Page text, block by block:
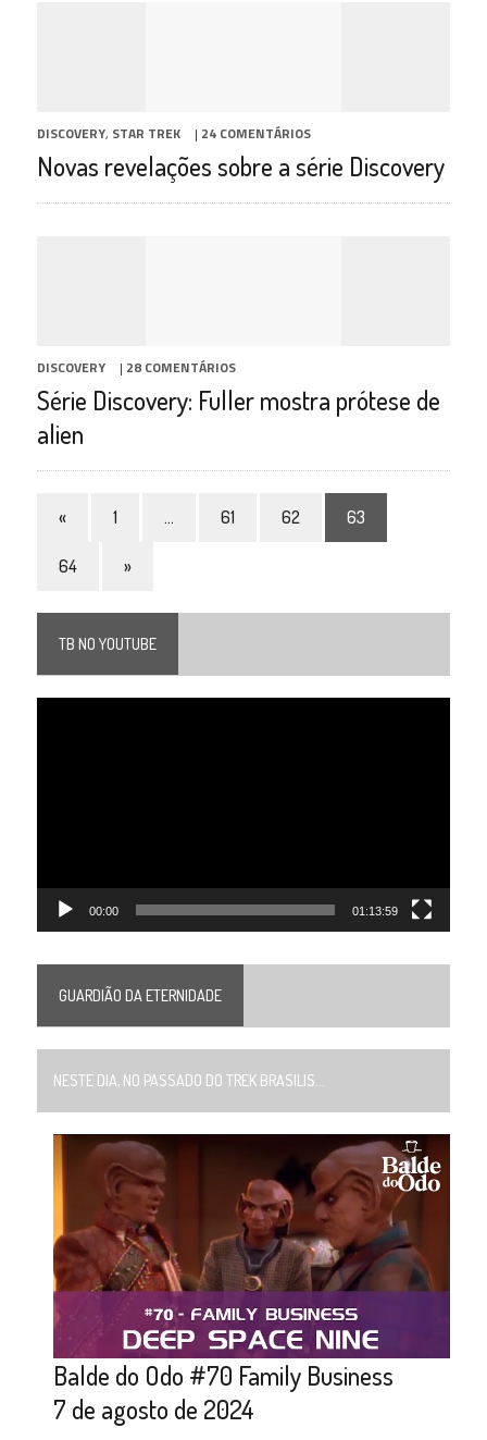
DISCOVERY, STAR TREK | 24 COMENTÁRIOS
Novas revelações sobre a série Discovery
DISCOVERY | 28 COMENTÁRIOS
Série Discovery: Fuller mostra prótese de
alien
« 1 … 61 62 63
64 »
TB NO YOUTUBE
00:00 01:13:59
GUARDIÃO DA ETERNIDADE
NESTE DIA, NO PASSADO DO TREK BRASILIS...
Balde do Odo #70 Family Business
7 de agosto de 2024